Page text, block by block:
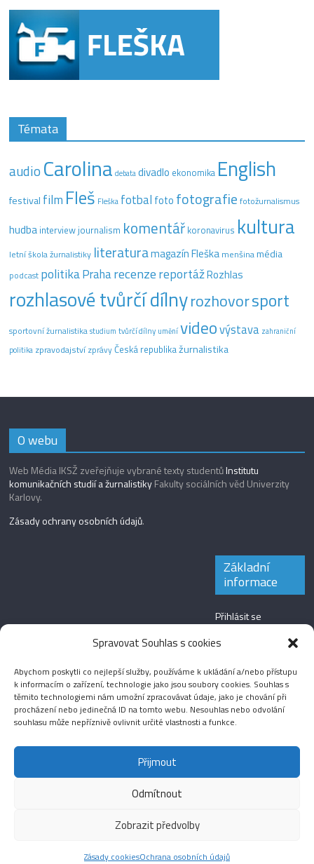
Spravovat Souhlas s cookies
Abychom poskytli co nejlepší služby, používáme k ukládání a/nebo přístupu
k informacím o zařízení, technologie jako jsou soubory cookies. Souhlas s
těmito technologiemi nám umožní zpracovávat údaje, jako je chování při
procházení nebo jedinečná ID na tomto webu. Nesouhlas nebo odvolání
souhlasu může nepříznivě ovlivnit určité vlastnosti a funkce.
Přijmout
Odmítnout
Zobrazit předvolby
Zásady cookiesOchrana osobních údajů
Témata
audio Carolina debata divadlo ekonomika English
festival film Fleš Fleška fotbal foto fotografie fotožurnalismus
hudba interview journalism komentář koronavirus kultura
letní škola žurnalistiky literaturamagazín Fleška menšinamédia
podcast politikaPraharecenzereportážRozhlas
rozhlasové tvůrčí dílnyrozhovorsport
sportovní žurnalistika studium tvůrčí dílny uměnívideovýstava zahraniční
politika zpravodajstvízprávyČeská republikažurnalistika
O webu
Web Média IKSŽ zveřejňuje vybrané texty studentůInstitutu
komunikačních studií a žurnalistikyFakulty sociálních věd Univerzity
Karlovy.
Zásady ochrany osobních údajů.
Základní
informace
Přihlásit se
Zdroj kanálů
Kanál komentářů
Česká lokalizace
Fotografie Audio
Copyright © 2026Média IKSŽ. All rights reserved.
Theme: ColorMag Pro byThemeGrill. Drevet av